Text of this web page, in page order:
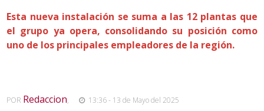
Esta nueva instalación se suma a las 12 plantas que
el grupo ya opera, consolidando su posición como
uno de los principales empleadores de la región.
POR Redaccion, 13:36 - 13 de Mayo del 2025